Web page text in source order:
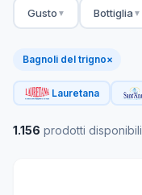
Gusto ▼ Bottiglia ▼
Bagnoli del trigno×
Lauretana
1.156 prodotti disponibili